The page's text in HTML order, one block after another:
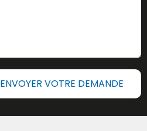
ENVOYER VOTRE DEMANDE